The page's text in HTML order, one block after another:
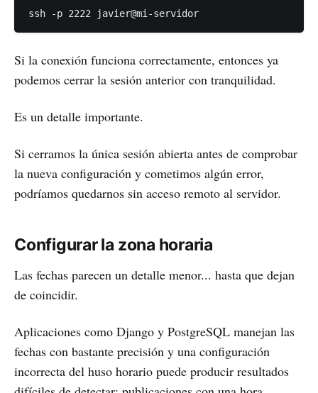
Si la conexión funciona correctamente, entonces ya
podemos cerrar la sesión anterior con tranquilidad.
Es un detalle importante.
Si cerramos la única sesión abierta antes de comprobar
la nueva configuración y cometimos algún error,
podríamos quedarnos sin acceso remoto al servidor.
Configurar la zona horaria
Las fechas parecen un detalle menor... hasta que dejan
de coincidir.
Aplicaciones como Django y PostgreSQL manejan las
fechas con bastante precisión y una configuración
incorrecta del huso horario puede producir resultados